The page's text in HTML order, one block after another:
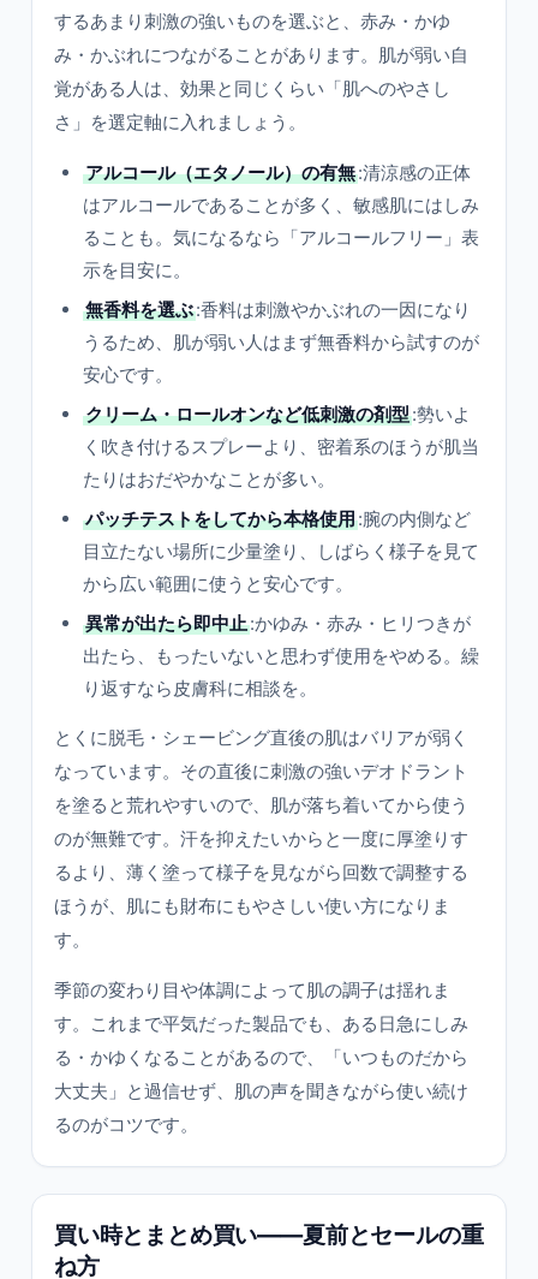
するあまり刺激の強いものを選ぶと、赤み・かゆ
み・かぶれにつながることがあります。肌が弱い自
覚がある人は、効果と同じくらい「肌へのやさし
さ」を選定軸に入れましょう。
アルコール（エタノール）の有無:清涼感の正体
はアルコールであることが多く、敏感肌にはしみ
ることも。気になるなら「アルコールフリー」表
示を目安に。
無香料を選ぶ:香料は刺激やかぶれの一因になり
うるため、肌が弱い人はまず無香料から試すのが
安心です。
クリーム・ロールオンなど低刺激の剤型:勢いよ
く吹き付けるスプレーより、密着系のほうが肌当
たりはおだやかなことが多い。
パッチテストをしてから本格使用:腕の内側など
目立たない場所に少量塗り、しばらく様子を見て
から広い範囲に使うと安心です。
異常が出たら即中止:かゆみ・赤み・ヒリつきが
出たら、もったいないと思わず使用をやめる。繰
り返すなら皮膚科に相談を。
とくに脱毛・シェービング直後の肌はバリアが弱く
なっています。その直後に刺激の強いデオドラント
を塗ると荒れやすいので、肌が落ち着いてから使う
のが無難です。汗を抑えたいからと一度に厚塗りす
るより、薄く塗って様子を見ながら回数で調整する
ほうが、肌にも財布にもやさしい使い方になりま
す。
季節の変わり目や体調によって肌の調子は揺れま
す。これまで平気だった製品でも、ある日急にしみ
る・かゆくなることがあるので、「いつものだから
大丈夫」と過信せず、肌の声を聞きながら使い続け
るのがコツです。
買い時とまとめ買い——夏前とセールの重
ね方